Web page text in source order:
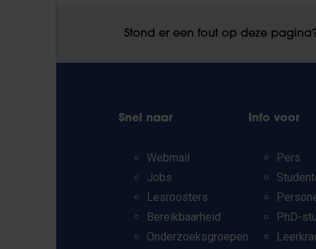
Stond er een fout op deze
Snel naar
Webmail
Jobs
Lesroosters
Bereikbaarheid
Onderzoeksgroepen
Info voor
Pers
PhD-